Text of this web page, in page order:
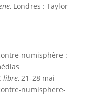
, Londres : Taylor
numisphère :
libre, 21-28 mai
numisphere-